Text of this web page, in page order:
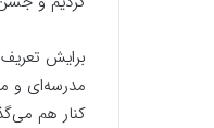
برایش
مدرسه‌ای و
کنار هم